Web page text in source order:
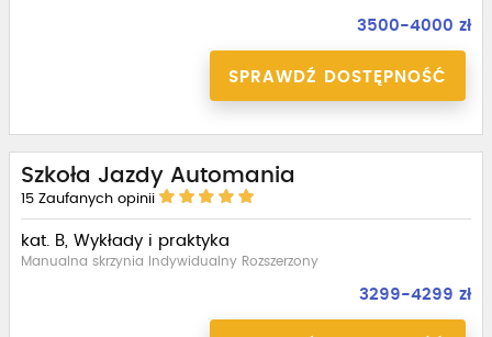
3500-4000 zł
SPRAWDŹ DOSTĘPNOŚĆ
Szkoła Jazdy Automania
15 Zaufanych opinii
kat. B, Wykłady i praktyka
Manualna skrzynia Indywidualny Rozszerzony
3299-4299 zł